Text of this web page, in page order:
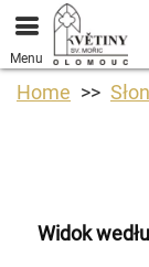
Menu
Home
Widok